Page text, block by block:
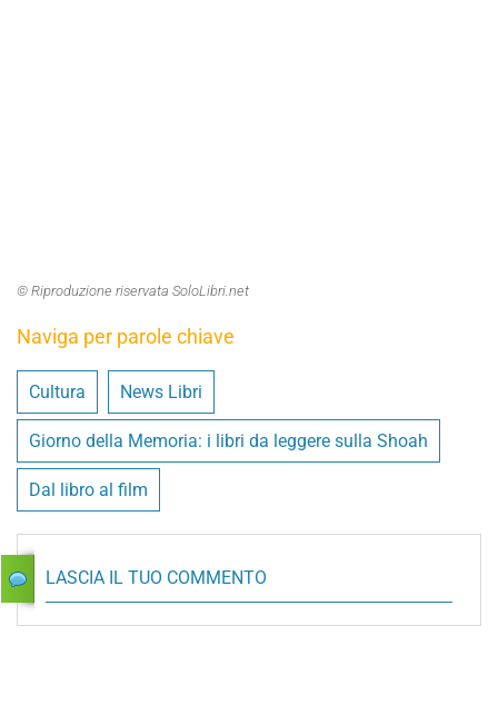
© Riproduzione riservata SoloLibri.net
Naviga per parole chiave
Cultura News Libri
Giorno della Memoria: i libri da leggere sulla Shoah
Dal libro al film
LASCIA IL TUO COMMENTO